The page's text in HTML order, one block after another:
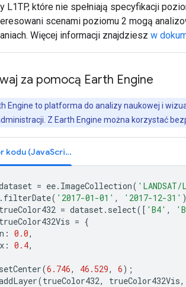
L1TP, które nie spełniają specyfikacji
scenami poziomu 2 mogą
Więcej informacji znajdziesz w
za pomocą Earth Engine
Engine to platforma do analizy naukowej i
Z Earth Engine można korzystać
Edytor kodu (JavaScript)
= ee. ImageCollection( 'LANDSAT/
. filterDate( '2017-01-01' , '2017-12-31'
trueColor432 = dataset. select([ 'B4' ,
trueColor432Vis = {
: 0.0,
: 0.4,
setCenter(6.746, 46.529, 6);
(trueColor432, trueColor432Vis,